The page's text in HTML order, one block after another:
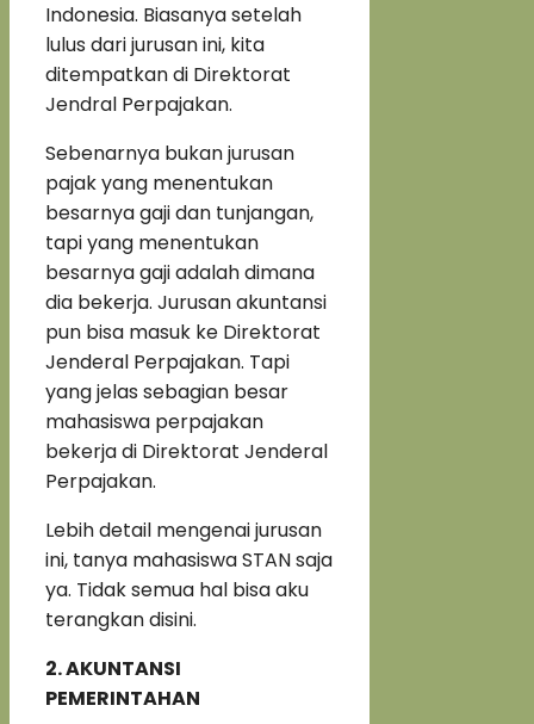
Indonesia. Biasanya setelah
lulus dari jurusan ini, kita
ditempatkan di Direktorat
Jendral Perpajakan.
Sebenarnya bukan jurusan
pajak yang menentukan
besarnya gaji dan tunjangan,
tapi yang menentukan
besarnya gaji adalah dimana
dia bekerja. Jurusan akuntansi
pun bisa masuk ke Direktorat
Jenderal Perpajakan. Tapi
yang jelas sebagian besar
mahasiswa perpajakan
bekerja di Direktorat Jenderal
Perpajakan.
Lebih detail mengenai jurusan
ini, tanya mahasiswa STAN saja
ya. Tidak semua hal bisa aku
terangkan disini.
2.AKUNTANSI
PEMERINTAHAN